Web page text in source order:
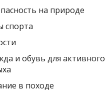
на природе
спорта
и обувь для активного
в походе